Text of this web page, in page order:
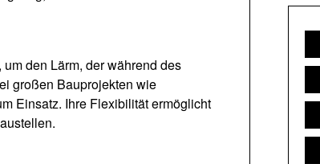
den Lärm, der während des
großen Bauprojekten wie
Einsatz. Ihre Flexibilität ermöglicht